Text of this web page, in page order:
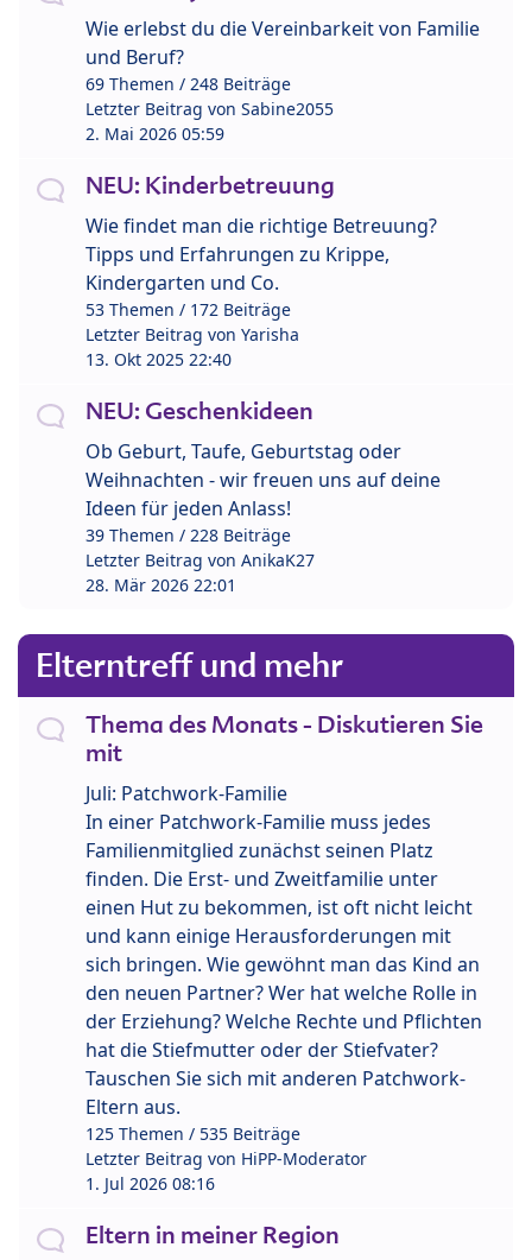
Wie erlebst du die Vereinbarkeit von Familie
und Beruf?
69 Themen / 248 Beiträge
Letzter Beitrag von Sabine2055
2. Mai 2026 05:59
NEU: Kinderbetreuung
Wie findet man die richtige Betreuung?
Tipps und Erfahrungen zu Krippe,
Kindergarten und Co.
53 Themen / 172 Beiträge
Letzter Beitrag von Yarisha
13. Okt 2025 22:40
NEU: Geschenkideen
Ob Geburt, Taufe, Geburtstag oder
Weihnachten - wir freuen uns auf deine
Ideen für jeden Anlass!
39 Themen / 228 Beiträge
Letzter Beitrag von AnikaK27
28. Mär 2026 22:01
Elterntreff und mehr
Thema des Monats - Diskutieren Sie
mit
Juli: Patchwork-Familie
In einer Patchwork-Familie muss jedes
Familienmitglied zunächst seinen Platz
finden. Die Erst- und Zweitfamilie unter
einen Hut zu bekommen, ist oft nicht leicht
und kann einige Herausforderungen mit
sich bringen. Wie gewöhnt man das Kind an
den neuen Partner? Wer hat welche Rolle in
der Erziehung? Welche Rechte und Pflichten
hat die Stiefmutter oder der Stiefvater?
Tauschen Sie sich mit anderen Patchwork-
Eltern aus.
125 Themen / 535 Beiträge
Letzter Beitrag von HiPP-Moderator
1. Jul 2026 08:16
Eltern in meiner Region